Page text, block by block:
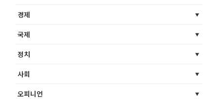
경제
국제
정치
사회
오피니언